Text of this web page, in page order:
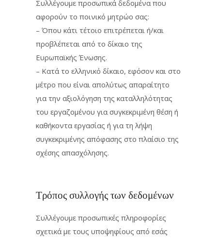
Συλλέγουμε προσωπικά δεδομένα που
αφορούν το ποινικό μητρώο σας:
– Όπου κάτι τέτοιο επιτρέπεται ή/και
προβλέπεται από το δίκαιο της
Ευρωπαϊκής Ένωσης.
– Κατά το ελληνικό δίκαιο, εφόσον και στο
μέτρο που είναι απολύτως απαραίτητο
για την αξιολόγηση της καταλληλότητας
του εργαζομένου για συγκεκριμένη θέση ή
καθήκοντα εργασίας ή για τη λήψη
συγκεκριμένης απόφασης στο πλαίσιο της
σχέσης απασχόλησης.
Τρόπος συλλογής των δεδομένων
Συλλέγουμε προσωπικές πληροφορίες
σχετικά με τους υποψηφίους από εσάς